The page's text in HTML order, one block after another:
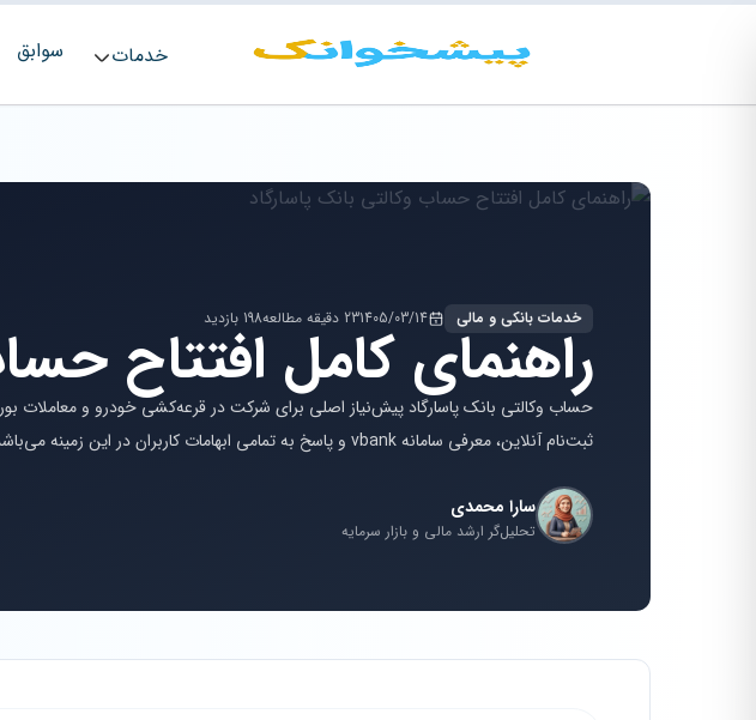
خدمات سوابق
خدمات بانکی و مالی 1405/03/1423 دقیقه مطالعه 198 بازدید
راهنمای کامل افتتاح
حساب وکالتی بانک پاسارگاد پیش‌نیاز اصلی برای شرکت در قرعه‌کشی خودرو و معاملات
ثبت‌نام آنلاین، معرفی سامانه vbank و پاسخ به تمامی ابهامات کاربران در این زمینه می‌باشد.
سارا محمدی
تحلیل‌گر ارشد مالی و بازار سرمایه